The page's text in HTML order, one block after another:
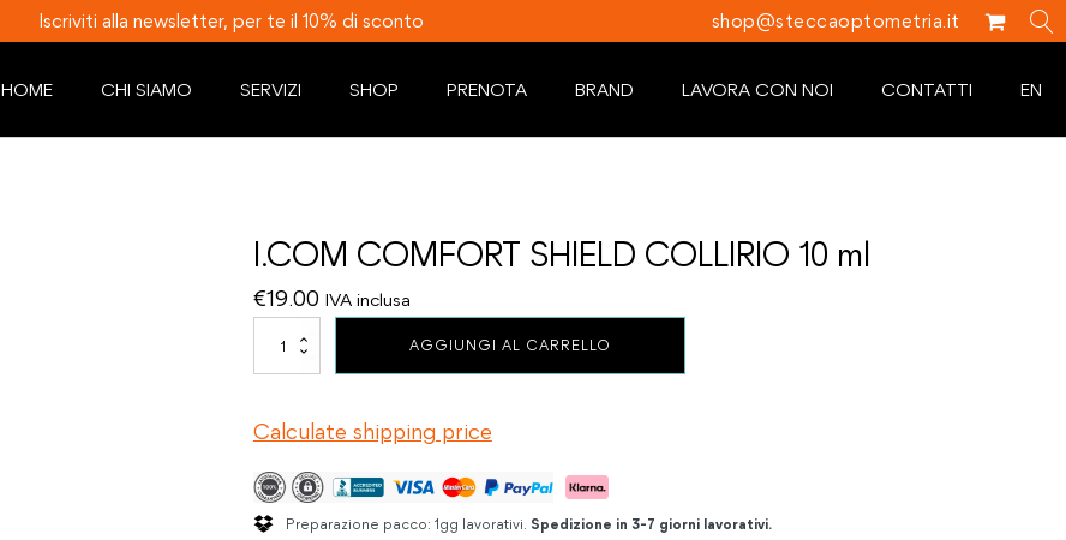
Iscriviti alla newsletter, per te il 10% di sconto shop@steccaoptometria.it
HOME CHI SIAMO SERVIZI SHOP PRENOTA BRAND LAVORA CON NOI CONTATTI EN
I.COM COMFORT SHIELD COLLIRIO 10 ml
€19.00 IVA inclusa
I.COM
10
quantità
AGGIUNGI AL CARRELLO
Calculate shipping price
Preparazione pacco: 1gg lavorativi. Spedizione in 3-7 giorni lavorativi.